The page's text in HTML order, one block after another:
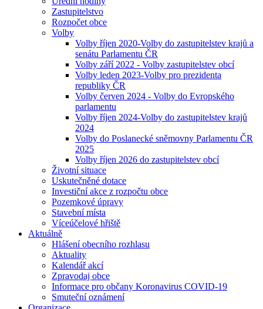
Zastupitelstvo
Rozpočet obce
Volby
Volby říjen 2020-Volby do zastupitelstev krajů a
senátu Parlamentu ČR
Volby září 2022 - Volby zastupitelstev obcí
Volby leden 2023-Volby pro prezidenta
republiky ČR
Volby červen 2024 - Volby do Evropského
parlamentu
Volby říjen 2024-Volby do zastupitelstev krajů
2024
Volby do Poslanecké sněmovny Parlamentu ČR
2025
Volby říjen 2026 do zastupitelstev obcí
Životní situace
Uskutečněné dotace
Investiční akce z rozpočtu obce
Pozemkové úpravy
Stavební místa
Víceúčelové hřiště
Aktuálně
Hlášení obecního rozhlasu
Aktuality
Kalendář akcí
Zpravodaj obce
Informace pro občany Koronavirus COVID-19
Smuteční oznámení